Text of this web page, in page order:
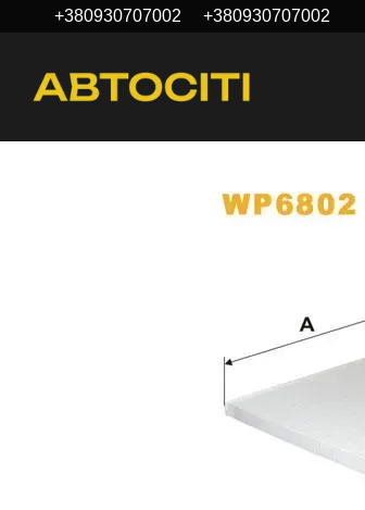
Перейти к основному контенту
+380930707002 +380930707002